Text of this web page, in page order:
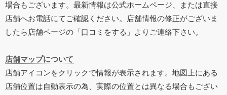
場合もございます。最新情報は公式ホームページ、または直接
店舗へお電話にてご確認ください。店舗情報の修正がございま
したら店舗ページの「口コミをする」よりご連絡下さい。
店舗マップについて
店舗アイコンをクリックで情報が表示されます。地図上にある
店舗位置は自動表示の為、実際の位置とは異なる場合もござい